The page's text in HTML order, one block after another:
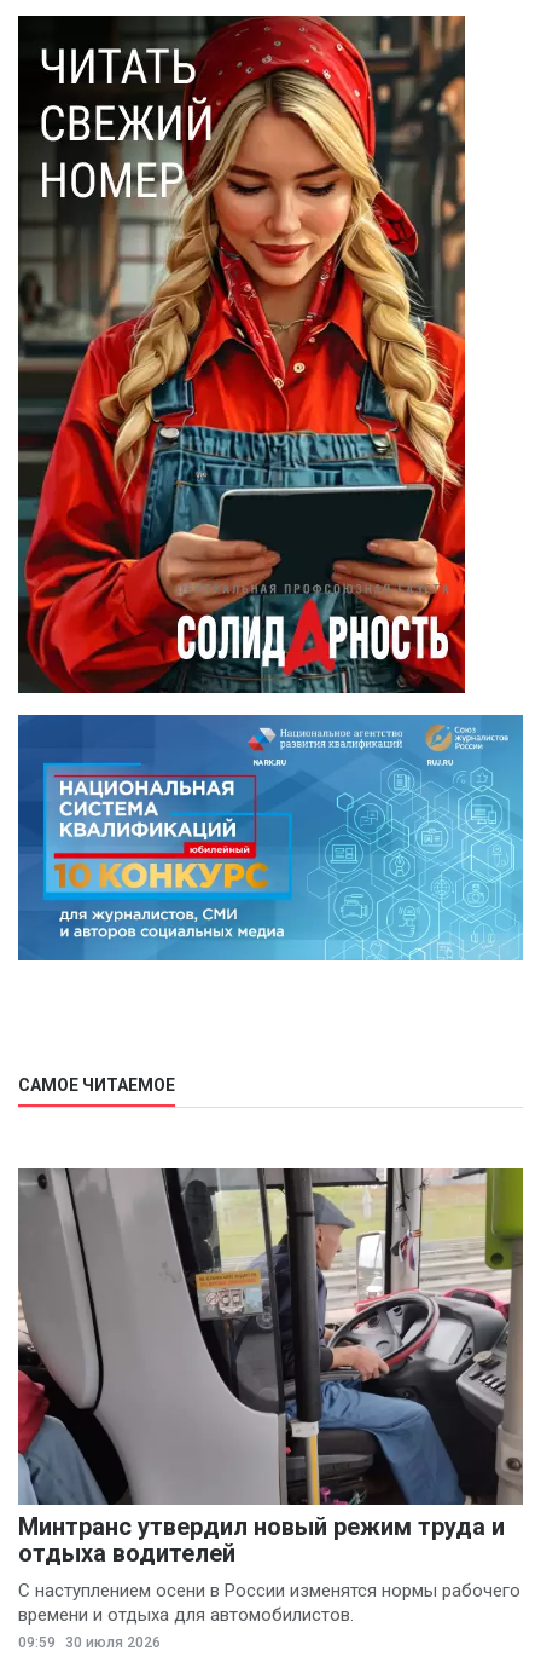
САМОЕ ЧИТАЕМОЕ
Минтранс утвердил новый режим труда и
отдыха водителей
С наступлением осени в России изменятся нормы рабочего
времени и отдыха для автомобилистов.
09:59 30 июля 2026